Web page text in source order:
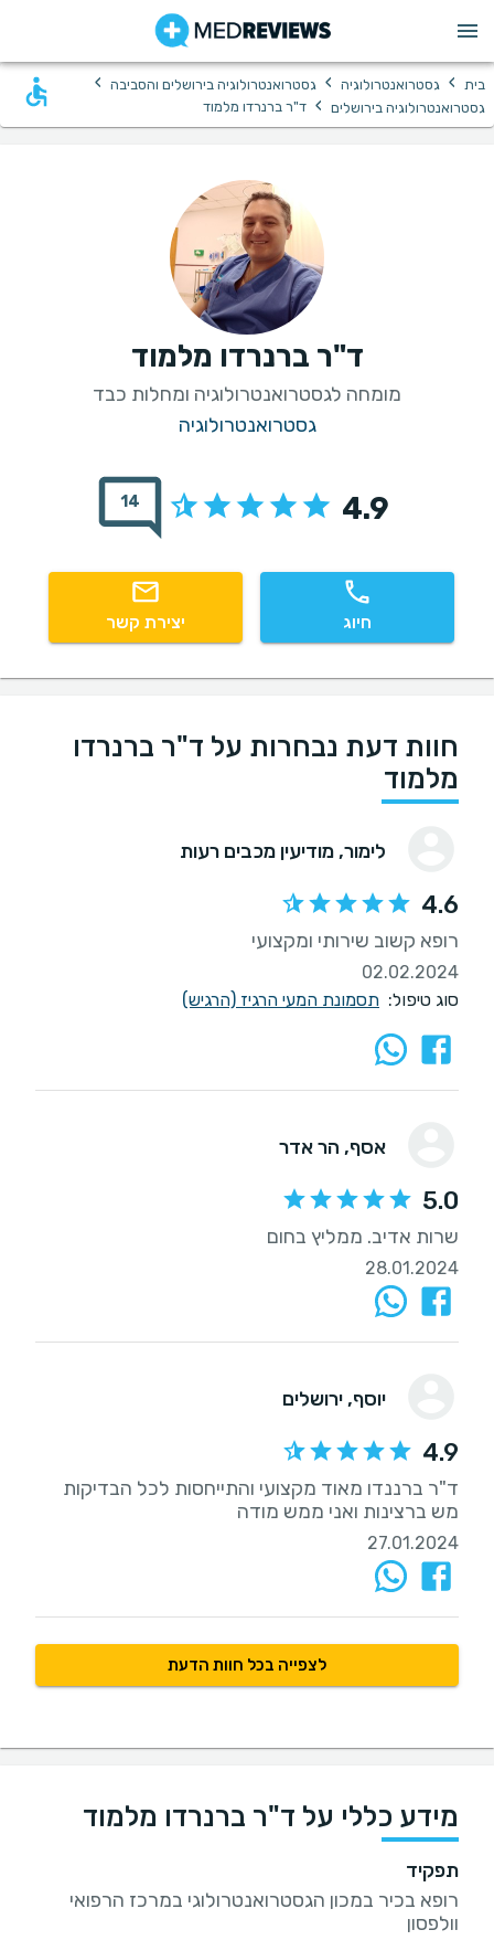
בית › גסטרואנטרולוגיה › גסטרואנטרולוגיה בירושלים והסביבה ›
גסטרואנטרולוגיה בירושלים › ד"ר ברנרדו מלמוד
ד"ר ברנרדו מלמוד
מומחה לגסטרואנטרולוגיה ומחלות כבד
גסטרואנטרולוגיה
4.9
14
חיוג יצירת קשר
חוות דעת נבחרות על ד"ר ברנרדו
מלמוד
לימור, מודיעין מכבים רעות
4.6
רופא קשוב שירותי ומקצועי
02.02.2024
סוג טיפול: תסמונת המעי הרגיז (הרגיש)
אסף, הר אדר
5.0
שרות אדיב. ממליץ בחום
28.01.2024
יוסף, ירושלים
4.9
ד"ר ברננדו מאוד מקצועי והתייחסות לכל הבדיקות
מש ברצינות ואני ממש מודה
27.01.2024
לצפייה בכל חוות הדעת
מידע כללי על ד"ר ברנרדו מלמוד
תפקיד
רופא בכיר במכון הגסטרואנטרולוגי במרכז הרפואי
וולפסון